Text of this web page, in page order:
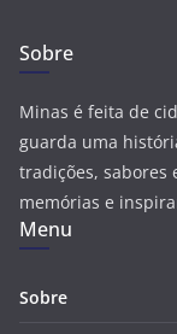
Sobre
Minas é feita de
guarda uma
tradições, sabores
memórias e
Menu
Sobre